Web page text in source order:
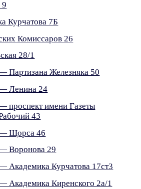
Курчатова 7Б
Комиссаров 26
28/1
Партизана Железняка 50
Ленина 24
проспект имени Газеты
43
Щорса 46
Воронова 29
Академика Курчатова 17ст3
Академика Киренского 2а/1